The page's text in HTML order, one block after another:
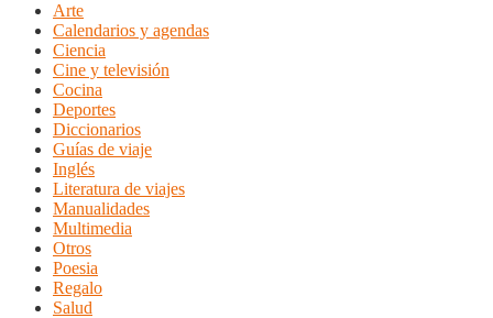
Arte
Calendarios y agendas
Ciencia
Cine y televisión
Cocina
Deportes
Diccionarios
Guías de viaje
Inglés
Literatura de viajes
Manualidades
Multimedia
Otros
Poesia
Regalo
Salud